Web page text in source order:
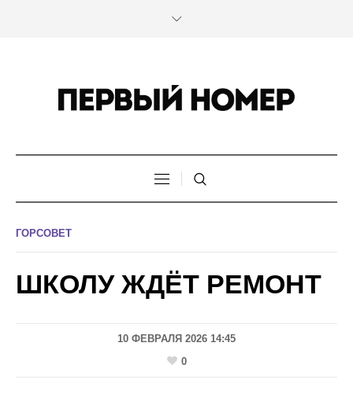
ГОРСОВЕТ
ШКОЛУ ЖДЁТ РЕМОНТ
10 ФЕВРАЛЯ 2026 14:45
0